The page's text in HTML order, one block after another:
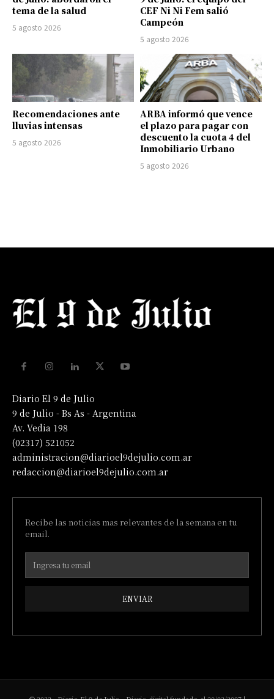
tema de la salud
5 agosto 2026
CEF Ni Ni Fem salió
Campeón
5 agosto 2026
Recomendaciones ante
lluvias intensas
5 agosto 2026
ARBA informó que vence
el plazo para pagar con
descuento la cuota 4 del
Inmobiliario Urbano
5 agosto 2026
Diario El 9 de Julio
9 de Julio - Bs As - Argentina
Av. Vedia 198
(02317) 521052
administracion@diarioel9dejulio.com.ar
redaccion@diarioel9dejulio.com.ar
Recibe las noticias mas relevantes de la semana en tu
email.
ENVIAR